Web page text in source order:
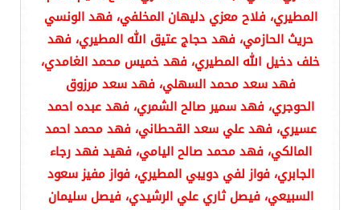
المطيري، فلاح معزي دليهان المخلفي، فهد الونسي
حريث الحازمي، فهد حجاج عتيق الله المطيري، فهد
خلف دخيل الله المطيري، فهد خميس محمد الغامدي،
فهد سعد محمد السهلي، فهد سعد مرزوق
الحوجري، فهد سمير صالح الشمري، فهد عبده احمد
عسيري، فهد علي سعد القحطاني، فهد محمد احمد
المالكي، فهد محمد صالح اليامي، فهيد فهد رجاء
الجابري، فواز لفي دويبي المطيري، فواز مفيز سعود
السبيعي، فيصل ثاري علي الرشيدي، فيصل سليمان